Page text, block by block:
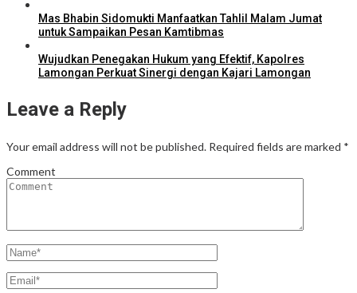
Mas Bhabin Sidomukti Manfaatkan Tahlil Malam Jumat
untuk Sampaikan Pesan Kamtibmas
Wujudkan Penegakan Hukum yang Efektif, Kapolres
Lamongan Perkuat Sinergi dengan Kajari Lamongan
Leave a Reply
Your email address will not be published. Required fields are marked *
Comment